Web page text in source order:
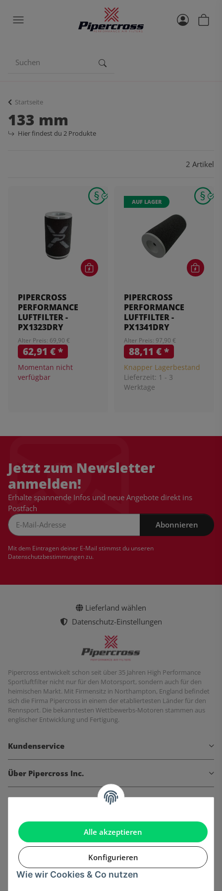
Alle akzeptieren
Konfigurieren
Wie wir Cookies & Co nutzen
Startseite
133 mm
Hier findest du 2 Produkte
2 Artikel
PIPERCROSS
PERFORMANCE
LUFTFILTER -
PX1323DRY
Alter Preis: 69,90 €
62,91 €*
Momentan nicht
verfügbar
AUF LAGER
PIPERCROSS
PERFORMANCE
LUFTFILTER -
PX1341DRY
Alter Preis: 97,90 €
88,11 €*
Knapper Lagerbestand
Lieferzeit: 1 - 3
Werktage
Jetzt zum Newsletter
anmelden!
Erhalte spannende Infos und neue Angebote direkt ins
Postfach
Abonnieren
Mit dem Eintragen deiner E-Mail stimmst du unseren
Datenschutzbestimmungenzu.
Lieferland wählen
Datenschutz-Einstellungen
Pipercross entwickelt schon seit über 35 Jahren High Performance
Sportluftfilter nicht nur für den Motorsport, sondern auch für den
heimischen Markt. Mit Firmensitz in Northampton, England befindet
sich die Firma Pipercross in einem der etabliertesten Länder für den
Rennsport. Die bekanntesten Wettbewerbs-Motoren stammen aus
englischer Entwicklung und Fertigung.
Kundenservice
Über Pipercross Inc.
Informationen
Gesetzliche Informationen